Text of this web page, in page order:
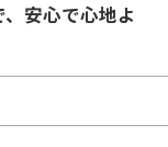
安心で心地よ